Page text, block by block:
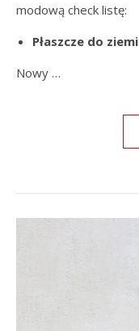
modową check listę:
Płaszcze do ziemi
Nowy …